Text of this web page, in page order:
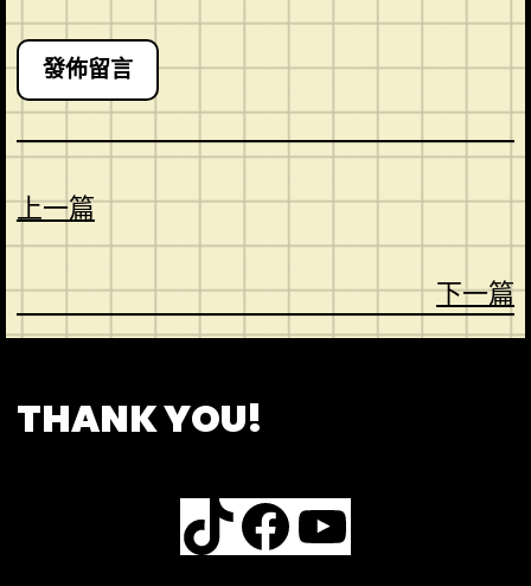
上一篇
下一篇
THANK YOU!
TikTok Facebook YouTube